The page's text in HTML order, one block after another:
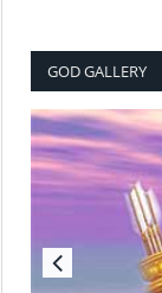
GOD GALLERY